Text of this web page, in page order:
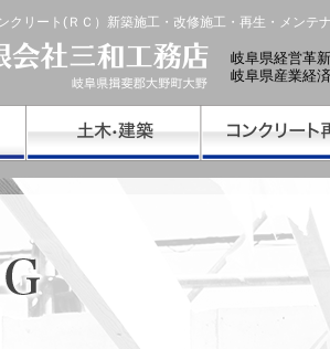
クリート(ＲＣ）新築施工・改修施工・再生・メンテ
岐阜県経営革
岐阜県産業経